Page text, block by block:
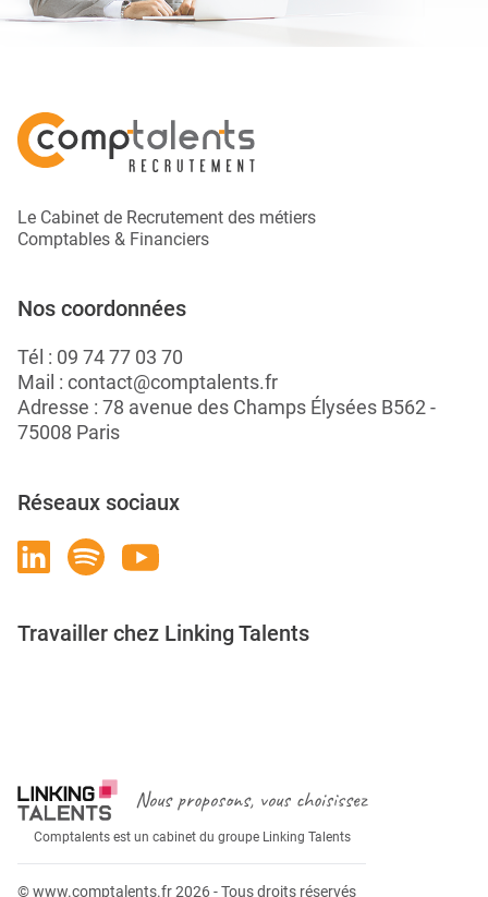
Le Cabinet de Recrutement des métiers
Comptables & Financiers
Nos coordonnées
Tél : 09 74 77 03 70
Mail : contact@comptalents.fr
Adresse : 78 avenue des Champs Élysées B562 -
75008 Paris
Réseaux sociaux
Travailler chez Linking Talents
Nous proposons, vous choisissez
Comptalents est un cabinet du groupe Linking Talents
© www.comptalents.fr 2026 - Tous droits réservés